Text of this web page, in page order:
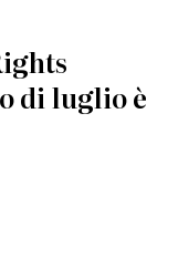
di luglio è